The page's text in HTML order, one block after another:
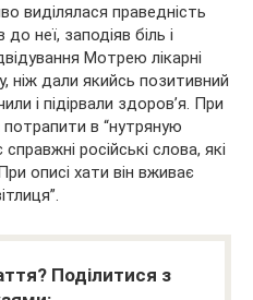
виділялася праведність
неї, заподіяв біль і
Мотрею лікарні
ніж дали якийсь позитивний
і підірвали здоров’я. При
потрапити в “нутряную
російські слова, які
описі хати він вживає
Поділитися з